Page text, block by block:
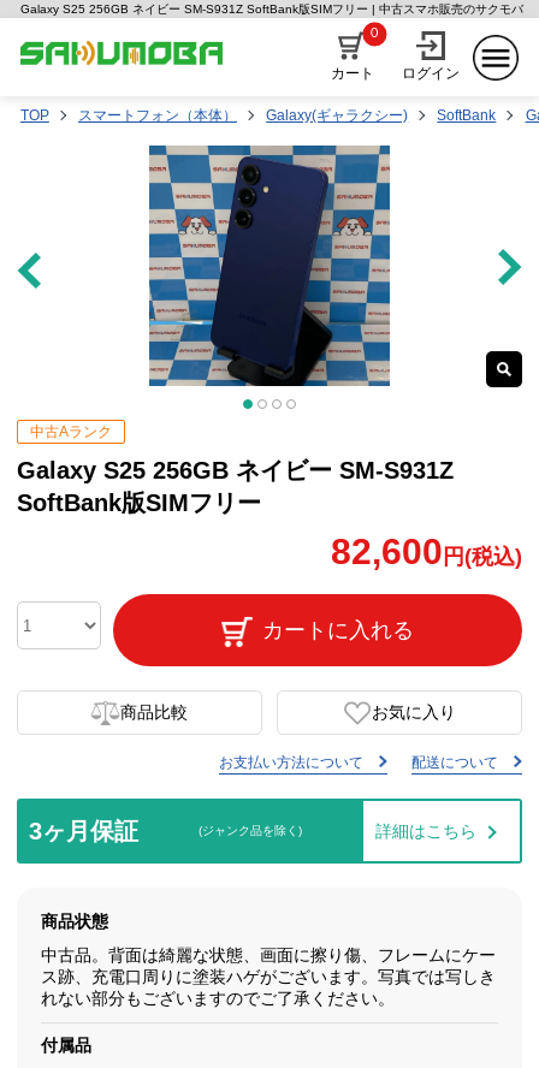
Galaxy S25 256GB ネイビー SM-S931Z SoftBank版SIMフリー | 中古スマホ販売のサクモバ
カート
0
ログイン
TOP スマートフォン（本体） Galaxy(ギャラクシー) SoftBank
中古Aランク
Galaxy S25 256GB ネイビー SM-S931Z
SoftBank版SIMフリー
82,600 円(税込)
カートに入れる
商品比較 お気に入り
お支払い方法について 配送について
3ヶ月保証 (ジャンク品を除く) 詳細はこちら
商品状態
中古品。背面は綺麗な状態、画面に擦り傷、フレームにケー
ス跡、充電口周りに塗装ハゲがございます。写真では写しき
れない部分もございますのでご了承ください。
付属品